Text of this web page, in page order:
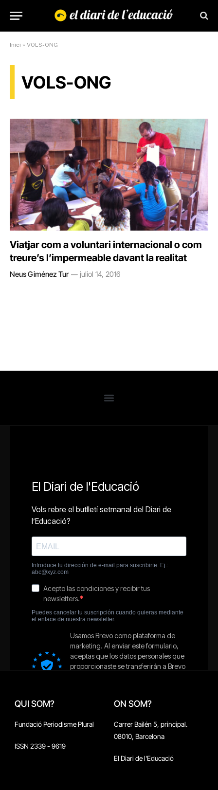
Inici » VOLS-ONG
VOLS-ONG
Viatjar com a voluntari internacional o com
treure’s l’impermeable davant la realitat
Neus Giménez Tur juliol 14, 2016
QUI SOM?
Fundació Periodisme Plural
ISSN 2339 - 9619
ON SOM?
Carrer Bailén 5, principal.
08010, Barcelona
El Diari de l'Educació